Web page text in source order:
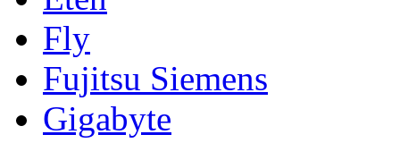
Fly
Fujitsu Siemens
Gigabyte